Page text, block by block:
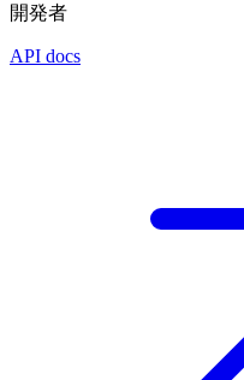
開発者
API docs